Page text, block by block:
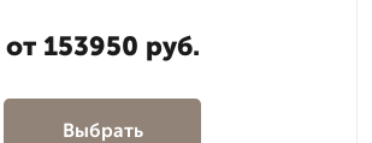
от 153950 руб.
Выбрать